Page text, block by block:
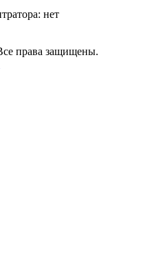
нет
права защищены.